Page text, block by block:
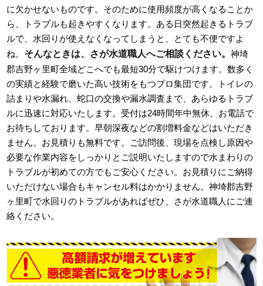
に欠かせないものです。そのために使用頻度が高くなることか
ら、トラブルも起きやすくなります。ある日突然起きるトラブ
ルで、水回りが使えなくなってしまうと、とても不便ですよ
ね。 そんなときは、さが水道職人へご相談ください。神埼
郡吉野ヶ里町全域どこへでも最短30分で駆けつけます。数多く
の実績と経験で磨いた高い技術をもつプロ集団です。トイレの
詰まりや水漏れ、蛇口の交換や漏水調査まで、あらゆるトラブ
ルに迅速に対応いたします。受付は24時間年中無休、お電話で
お待ちしております。早朝深夜などの割増料金などはいただき
ません。お見積りも無料です。ご訪問後、現場を点検し原因や
必要な作業内容をしっかりとご説明いたしますので水まわりの
トラブルが初めての方でもご安心ください。お見積りにご納得
いただけない場合もキャンセル料はかかりません。神埼郡吉野
ヶ里町で水回りのトラブルがあればぜひ、さが水道職人にご連
絡ください。